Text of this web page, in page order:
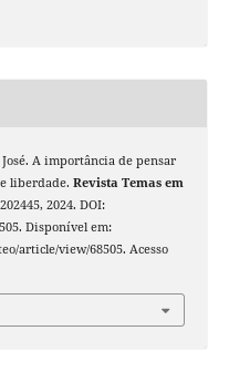
José. A importância de pensar
liberdade. Revista Temas em
2024. DOI:
Disponível em:
article/view/68505. Acesso